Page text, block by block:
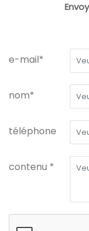
e-mail*
nom*
téléphone
contenu *